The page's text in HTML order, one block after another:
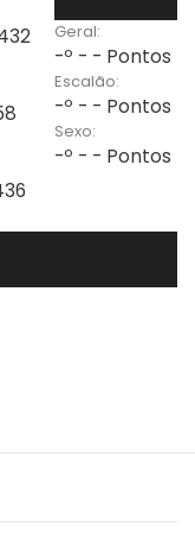
Geral:
-º - - Pontos
Escalão:
-º - - Pontos
Sexo:
-º - - Pontos